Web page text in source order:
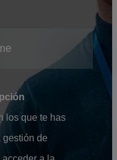
los que te has
gestión de